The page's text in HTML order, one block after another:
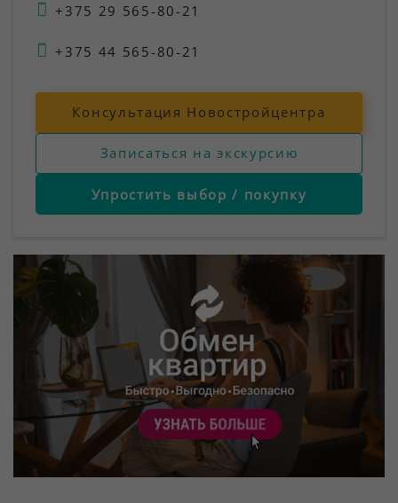
+375 29 565-80-21
+375 44 565-80-21
Консультация Новостройцентра
Записаться на экскурсию
Упростить выбор / покупку